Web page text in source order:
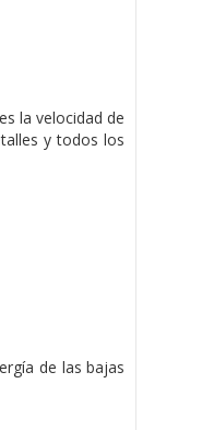
la velocidad de
y todos los
de las bajas